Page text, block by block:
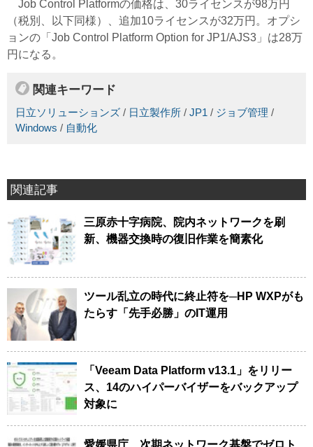
Job Control Platformの価格は、30ライセンスが98万円
（税別、以下同様）、追加10ライセンスが32万円。オプシ
ョンの「Job Control Platform Option for JP1/AJS3」は28万
円になる。
関連キーワード
日立ソリューションズ / 日立製作所 / JP1 / ジョブ管理 /
Windows / 自動化
関連記事
三原赤十字病院、院内ネットワークを刷
新、機器交換時の復旧作業を簡素化
ツール乱立の時代に終止符を─HP WXPがも
たらす「先手必勝」のIT運用
「Veeam Data Platform v13.1」をリリー
ス、14のハイパーバイザーをバックアップ
対象に
愛媛県庁、次期ネットワーク基盤でゼロト